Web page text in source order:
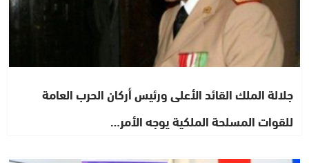
جلالة الملك القائد الأعلى ورئيس أركان الحرب العامة
للقوات المسلحة الملكية يوجه الأمر…